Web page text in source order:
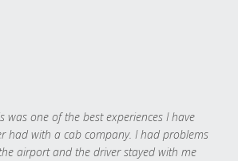
was one of the best experiences I have
had with a cab company. I had problems
airport and the driver stayed with me